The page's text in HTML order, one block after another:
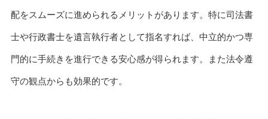
配をスムーズに進められるメリットがあります。特に司法書
士や行政書士を遺言執行者として指名すれば、中立的かつ専
門的に手続きを進行できる安心感が得られます。また法令遵
守の観点からも効果的です。